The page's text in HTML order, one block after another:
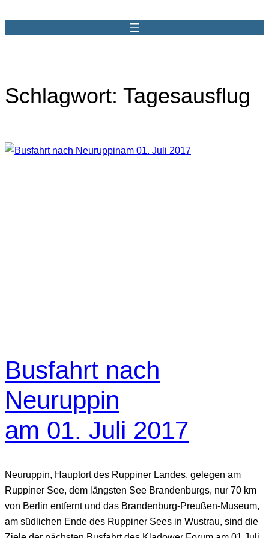
Schlagwort: Tagesausflug
Busfahrt nach
Neuruppin
am 01. Juli 2017
Neuruppin, Hauptort des Ruppiner Landes, gelegen am
Ruppiner See, dem längsten See Brandenburgs, nur 70 km
von Berlin entfernt und das Brandenburg-Preußen-Museum,
am südlichen Ende des Ruppiner Sees in Wustrau, sind die